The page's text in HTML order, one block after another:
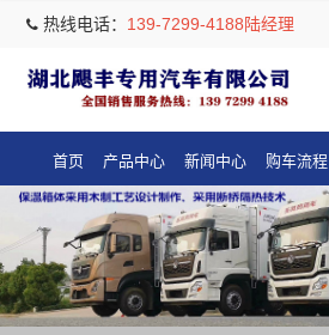
热线电话： 139-7299-4188陆经理
首页 产品中心 新闻中心 购车流程